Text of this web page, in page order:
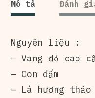
Mô tả Đánh
Nguyên liệu :
– Vang đỏ cao
– Con dấm
– Lá hương thảo